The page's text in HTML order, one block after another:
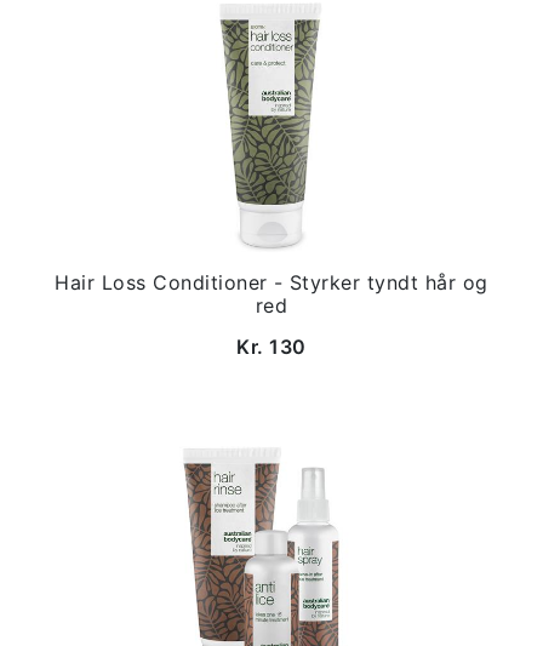
Hair Loss Conditioner - Styrker tyndt hår og
red
Kr. 130